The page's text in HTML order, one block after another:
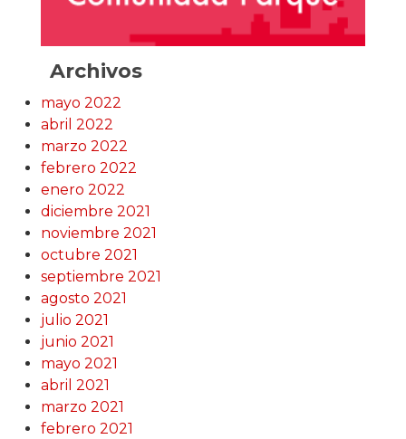
Archivos
mayo 2022
abril 2022
marzo 2022
febrero 2022
enero 2022
diciembre 2021
noviembre 2021
octubre 2021
septiembre 2021
agosto 2021
julio 2021
junio 2021
mayo 2021
abril 2021
marzo 2021
febrero 2021